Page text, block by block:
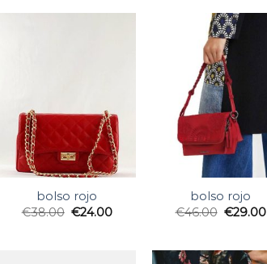
bolso rojo
€38.00 €24.00
bolso rojo
€46.00 €29.00